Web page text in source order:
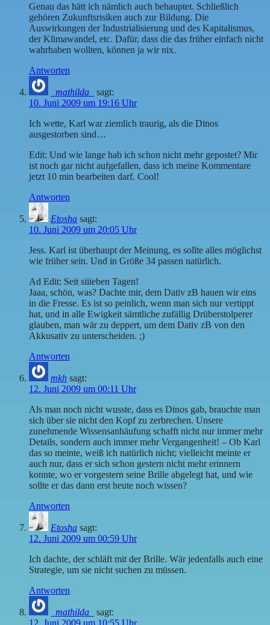
Genau das hätt ich nämlich auch behauptet. Schließlich
gehören Zukunftsrisiken auch zur Bildung. Die
Auswirkungen der Industrialisierung und des Kapitalismus,
der Klimawandel, etc. Dafür, dass die das früher einfach nicht
wahrhaben wollten, können ja wir nix.
Antworten
_mathilda_
sagt:
10. Juni 2009 um 19:16 Uhr
Ich wette, Karl war ziemlich traurig, als die Dinos
ausgestorben sind…
Edit: Und wie lange hab ich schon nicht mehr gepostet? Mir
ist noch gar nicht aufgefallen, dass ich meine Kommentare
jetzt 10 min bearbeiten darf. Cool!
Antworten
Etosha sagt:
10. Juni 2009 um 20:05 Uhr
Jess. Karl ist überhaupt der Meinung, es sollte alles möglichst
wie früher sein. Und in Größe 34 passen natürlich.
Ad Edit: Seit siiieben Tagen!
Jaaa, schön, was? Dachte mir, dem Dativ zB hauen wir eins
in die Fresse. Es ist so peinlich, wenn man sich nur vertippt
hat, und in alle Ewigkeit sämtliche zufällig Drüberstolperer
glauben, man wär zu deppert, um dem Dativ zB von den
Akkusativ zu unterscheiden. ;)
Antworten
mkh sagt:
12. Juni 2009 um 00:11 Uhr
Als man noch nicht wusste, dass es Dinos gab, brauchte man
sich über sie nicht den Kopf zu zerbrechen. Unsere
zunehmende Wissensanhäufung schafft nicht nur immer mehr
Details, sondern auch immer mehr Vergangenheit! – Ob Karl
das so meinte, weiß ich natürlich nicht; vielleicht meinte er
auch nur, dass er sich schon gestern nicht mehr erinnern
konnte, wo er vorgestern seine Brille abgelegt hat, und wie
sollte er das dann erst heute noch wissen?
Antworten
Etosha sagt:
12. Juni 2009 um 00:59 Uhr
Ich dachte, der schläft mit der Brille. Wär jedenfalls auch eine
Strategie, um sie nicht suchen zu müssen.
Antworten
_mathilda_
sagt:
12. Juni 2009 um 10:55 Uhr